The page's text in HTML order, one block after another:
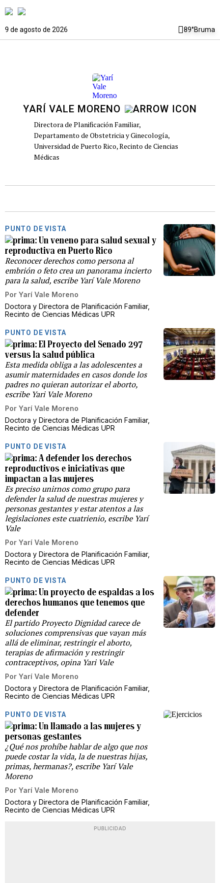
9 de agosto de 2026 89°Bruma
YARÍ VALE MORENO
Directora de Planificación Familiar,
Departamento de Obstetricia y Ginecología,
Universidad de Puerto Rico, Recinto de Ciencias
Médicas
PUNTO DE VISTA
Un veneno para salud sexual y
reproductiva en Puerto Rico
Reconocer derechos como persona al
embrión o feto crea un panorama incierto
para la salud, escribe Yarí Vale Moreno
Por Yarí Vale Moreno
Doctora y Directora de Planificación Familiar,
Recinto de Ciencias Médicas UPR
PUNTO DE VISTA
El Proyecto del Senado 297
versus la salud pública
Esta medida obliga a las adolescentes a
asumir maternidades en casos donde los
padres no quieran autorizar el aborto,
escribe Yari Vale Moreno
Por Yarí Vale Moreno
Doctora y Directora de Planificación Familiar,
Recinto de Ciencias Médicas UPR
PUNTO DE VISTA
A defender los derechos
reproductivos e iniciativas que
impactan a las mujeres
Es preciso unirnos como grupo para
defender la salud de nuestras mujeres y
personas gestantes y estar atentos a las
legislaciones este cuatrienio, escribe Yarí
Vale
Por Yarí Vale Moreno
Doctora y Directora de Planificación Familiar,
Recinto de Ciencias Médicas UPR
PUNTO DE VISTA
Un proyecto de espaldas a los
derechos humanos que tenemos que
defender
El partido Proyecto Dignidad carece de
soluciones comprensivas que vayan más
allá de eliminar, restringir el aborto,
terapias de afirmación y restringir
contraceptivos, opina Yari Vale
Por Yarí Vale Moreno
Doctora y Directora de Planificación Familiar,
Recinto de Ciencias Médicas UPR
PUNTO DE VISTA
Un llamado a las mujeres y
personas gestantes
¿Qué nos prohíbe hablar de algo que nos
puede costar la vida, la de nuestras hijas,
primas, hermanas?, escribe Yarí Vale
Moreno
Por Yarí Vale Moreno
Doctora y Directora de Planificación Familiar,
Recinto de Ciencias Médicas UPR
PUBLICIDAD